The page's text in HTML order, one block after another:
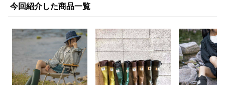
今回紹介した商品一覧